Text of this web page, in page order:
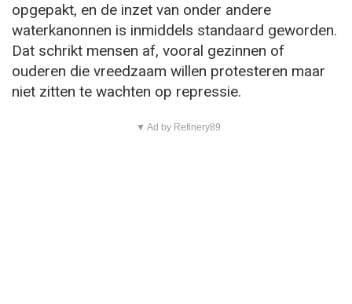
opgepakt, en de inzet van onder andere
waterkanonnen is inmiddels standaard geworden.
Dat schrikt mensen af, vooral gezinnen of
ouderen die vreedzaam willen protesteren maar
niet zitten te wachten op repressie.
▼ Ad by Refinery89